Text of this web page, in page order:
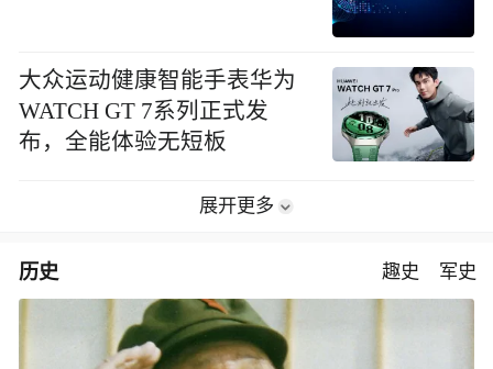
大众运动健康智能手表华为
WATCH GT 7系列正式发
布，全能体验无短板
展开更多
历史 趣史 军史